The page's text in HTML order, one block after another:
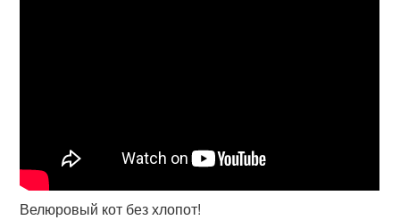
Велюровый кот без хлопот!